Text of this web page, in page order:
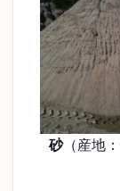
砂（産地